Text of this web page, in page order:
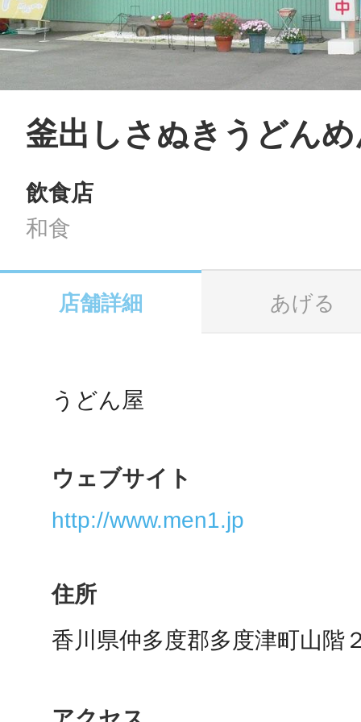
LINE
SMS
URLをコピー
釜出しさぬきうどん
飲食店
和食
店舗詳細 あげる
うどん屋
ウェブサイト
http://www.men1.jp
住所
香川県仲多度郡多度津町山階
地域に導入を
智頭
生駒